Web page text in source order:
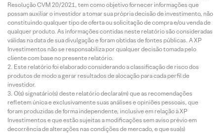
Resolução CVM 20/2021, tem como objetivo fornecer informações que
possam auxiliar o investidor a tomar sua própria decisão de investimento, não
constituindo qualquer tipo de oferta ou solicitação de compra e/ou venda de
qualquer produto. As informações contidas neste relatório são consideradas
válidas na data de sua divulgação e foram obtidas de fontes públicas. A XP
Investimentos não se responsabiliza por qualquer decisão tomada pelo
cliente com base no presente relatório.
Este relatório foi elaborado considerando a classificação de risco dos
produtos de modo a gerar resultados de alocação para cada perfil de
investidor.
O(s) signatário(s) deste relatório declara(m) que as recomendações
refletem única e exclusivamente suas análises e opiniões pessoais, que
foram produzidas de forma independente, inclusive em relação à XP
Investimentos e que estão sujeitas a modificações sem aviso prévio em
decorrência de alterações nas condições de mercado, e que sua(s)